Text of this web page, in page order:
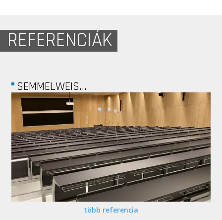
REFERENCIÁK
LURDY HÁZ
több referencia